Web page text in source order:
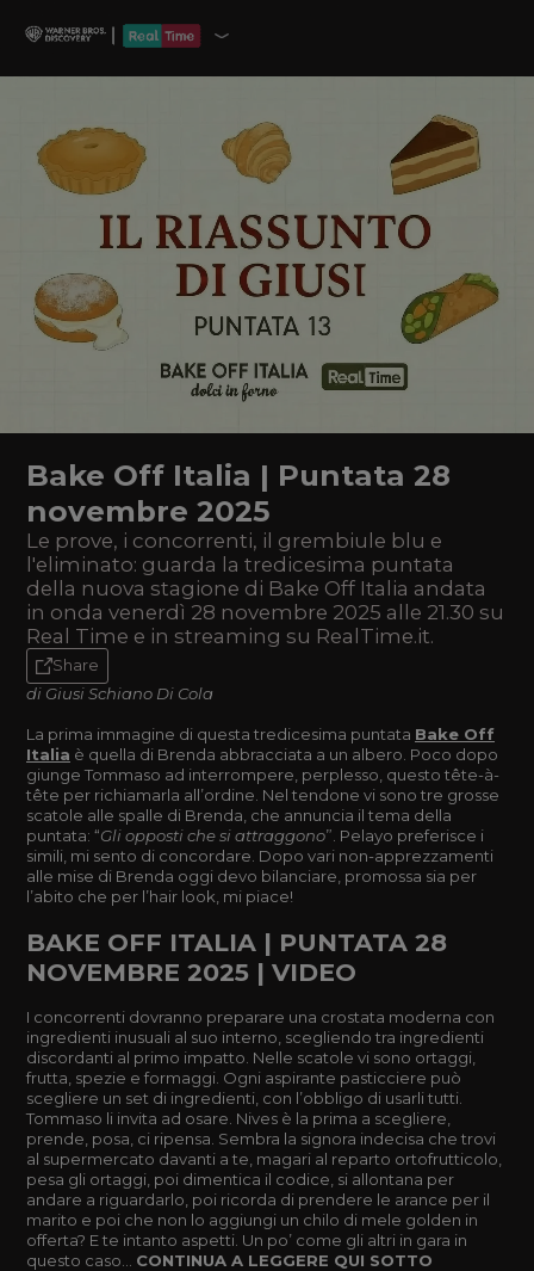
Bake Off Italia | Puntata 28
novembre 2025
Le prove, i concorrenti, il grembiule blu e
l'eliminato: guarda la tredicesima puntata
della nuova stagione di Bake Off Italia andata
in onda venerdì 28 novembre 2025 alle 21.30 su
Real Time e in streaming su RealTime.it.
Share
di Giusi Schiano Di Cola
La prima immagine di questa tredicesima puntata Bake Off
Italia è quella di Brenda abbracciata a un albero. Poco dopo
giunge Tommaso ad interrompere, perplesso, questo tête-à-
tête per richiamarla all’ordine. Nel tendone vi sono tre grosse
scatole alle spalle di Brenda, che annuncia il tema della
puntata: “Gli opposti che si attraggono”. Pelayo preferisce i
simili, mi sento di concordare. Dopo vari non-apprezzamenti
alle mise di Brenda oggi devo bilanciare, promossa sia per
l’abito che per l’hair look, mi piace!
BAKE OFF ITALIA | PUNTATA 28
NOVEMBRE 2025 | VIDEO
I concorrenti dovranno preparare una crostata moderna con
ingredienti inusuali al suo interno, scegliendo tra ingredienti
discordanti al primo impatto. Nelle scatole vi sono ortaggi,
frutta, spezie e formaggi. Ogni aspirante pasticciere può
scegliere un set di ingredienti, con l’obbligo di usarli tutti.
Tommaso li invita ad osare. Nives è la prima a scegliere,
prende, posa, ci ripensa. Sembra la signora indecisa che trovi
al supermercato davanti a te, magari al reparto ortofrutticolo,
pesa gli ortaggi, poi dimentica il codice, si allontana per
andare a riguardarlo, poi ricorda di prendere le arance per il
marito e poi che non lo aggiungi un chilo di mele golden in
offerta? E te intanto aspetti. Un po’ come gli altri in gara in
questo caso... CONTINUA A LEGGERE QUI SOTTO